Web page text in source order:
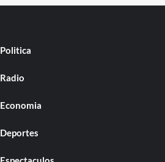
Politica
Radio
Economia
Deportes